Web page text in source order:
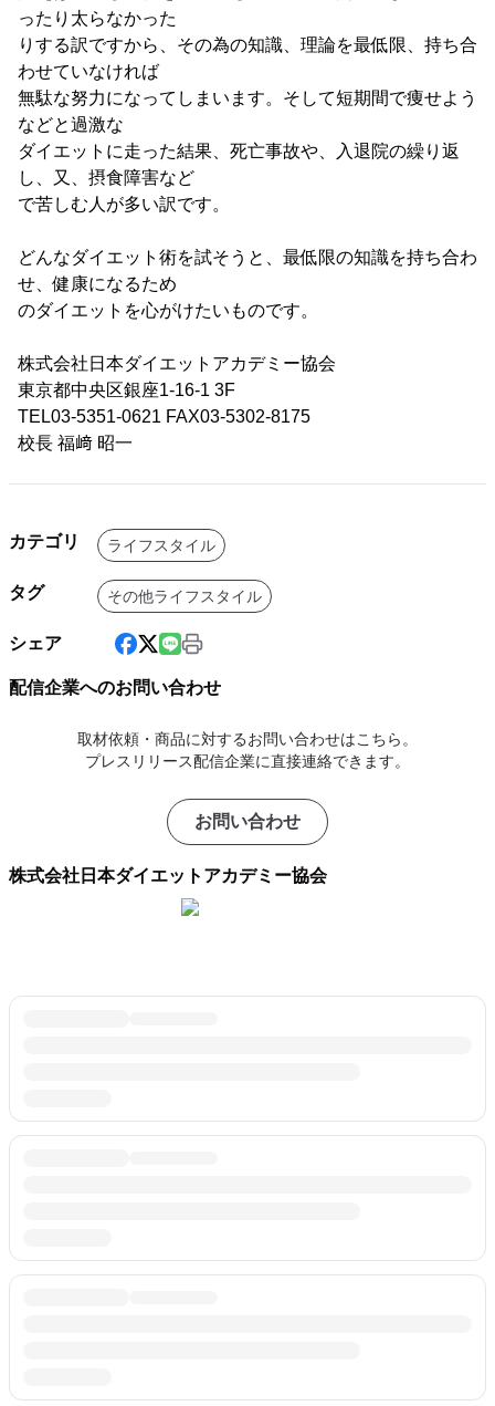
ったり太らなかった
りする訳ですから、その為の知識、理論を最低限、持ち合
わせていなければ
無駄な努力になってしまいます。そして短期間で痩せよう
などと過激な
ダイエットに走った結果、死亡事故や、入退院の繰り返
し、又、摂食障害など
で苦しむ人が多い訳です。
どんなダイエット術を試そうと、最低限の知識を持ち合わ
せ、健康になるため
のダイエットを心がけたいものです。
株式会社日本ダイエットアカデミー協会
東京都中央区銀座1-16-1 3F
TEL03-5351-0621 FAX03-5302-8175
校長 福﨑 昭一
カテゴリ ライフスタイル
タグ その他ライフスタイル
シェア
配信企業へのお問い合わせ
取材依頼・商品に対するお問い合わせはこちら。
プレスリリース配信企業に直接連絡できます。
お問い合わせ
株式会社日本ダイエットアカデミー協会